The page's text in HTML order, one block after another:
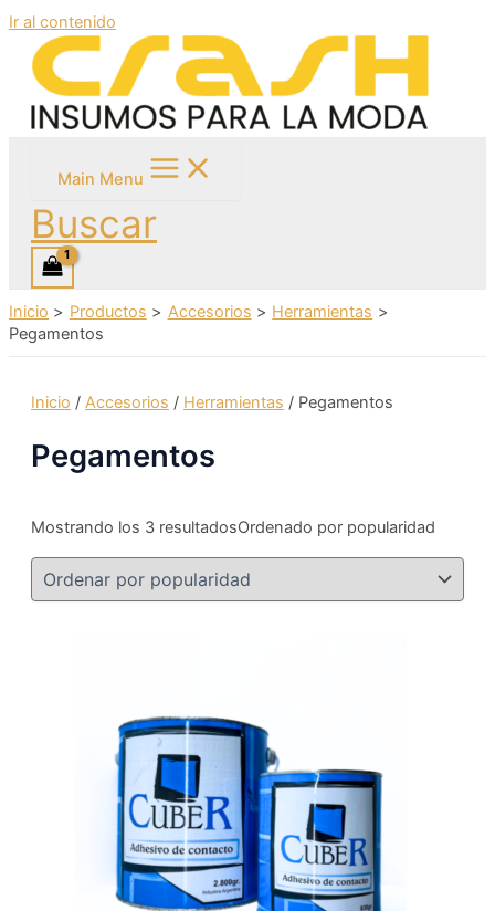
Ir al contenido
Main Menu
Buscar
Inicio Productos Accesorios
Herramientas
Pegamentos
Inicio / Accesorios / Herramientas / Pegamentos
Pegamentos
Mostrando los 3 resultadosOrdenado por popularidad